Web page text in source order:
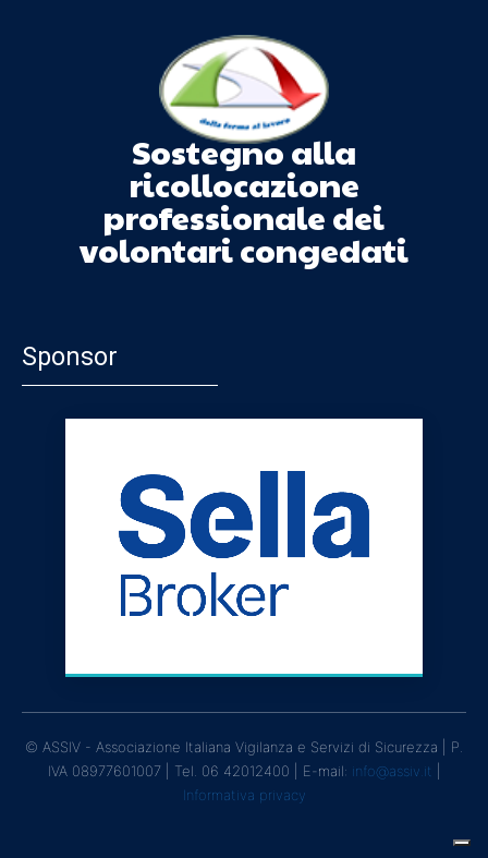
Sostegno alla
ricollocazione
professionale dei
volontari congedati
Sponsor
© ASSIV - Associazione Italiana Vigilanza e Servizi di Sicurezza | P.
IVA 08977601007 | Tel. 06 42012400 | E-mail: info@assiv.it
Informativa privacy